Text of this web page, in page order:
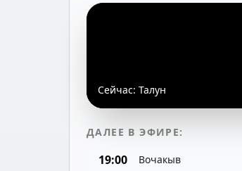
Сейчас: Талун
ДАЛЕЕ В ЭФИРЕ:
19:00 Вочакыв